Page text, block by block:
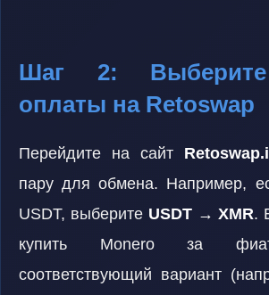
Шаг 2:
оплаты на Retoswap
Перейдите на сайт
пару для обмена. Например,
USDT, выберите USDT → XMR.
купить Monero за
соответствующий вариант